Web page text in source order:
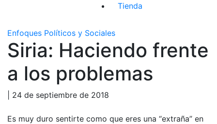
Tienda
Enfoques Políticos y Sociales
Siria: Haciendo frente
a los problemas
| 24 de septiembre de 2018
Es muy duro sentirte como que eres una “extraña” en